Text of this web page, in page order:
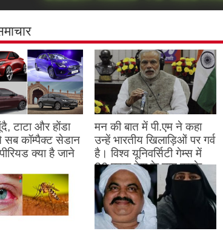
टाटा और होंडा
कॉम्पैक्ट सेडान
क्या है जाने
मन की बात में पी.एम ने कहा
उन्हें भारतीय खिलाड़िओं पर गर्व
है। विश्व यूनिवर्सिटी गेम्स में
26 पदक देश के नाम करके
उन्होंने देश का नाम रोशन किया
है
August 27, 2023